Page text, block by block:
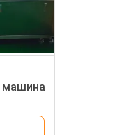
машина